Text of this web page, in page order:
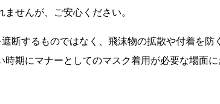
せんが、ご安心ください。
断するものではなく、飛沫物の拡散や付着を防
時期にマナーとしてのマスク着用が必要な場面